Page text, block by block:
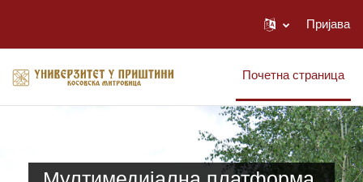
Пријава
Почетна страница